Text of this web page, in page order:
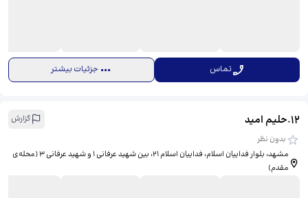
تماس جزئیات بیشتر
12
.حليم اميد
گزارش
بدون نظر
مشهد، بلوار فداییان اسلام، فداییان اسلام 21، بین شهید عرفانی 1 و شهید عرفانی 3 (محله‌ی
مقدم)